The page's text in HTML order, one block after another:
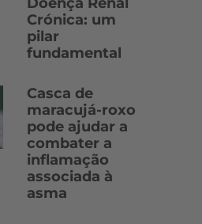
Crónica: um
pilar
fundamental
Casca de
maracujá-roxo
pode ajudar a
combater a
inflamação
associada à
asma